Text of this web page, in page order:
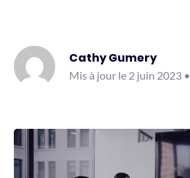
Cathy Gumery
Mis à jour le 2 juin 2023 •